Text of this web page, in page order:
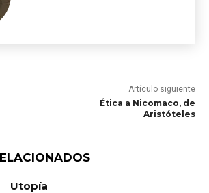
Artículo siguiente
Ética a Nicomaco, de
Aristóteles
Utopía